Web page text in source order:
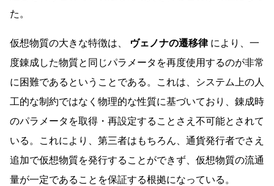
た。
仮想物質の大きな特徴は、 ヴェノナの遷移律により、一
度錬成した物質と同じパラメータを再度使用するのが非常
に困難であるということである。これは、システム上の人
工的な制約ではなく物理的な性質に基づいており、錬成時
のパラメータを取得・再設定することさえ不可能とされて
いる。これにより、第三者はもちろん、通貨発行者でさえ
追加で仮想物質を発行することができず、仮想物質の流通
量が一定であることを保証する根拠になっている。